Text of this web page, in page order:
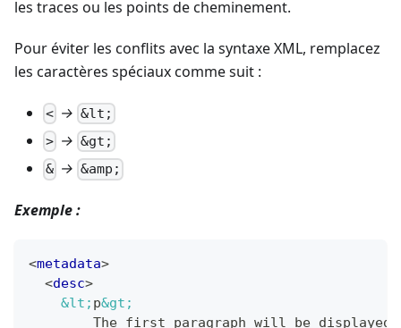
les traces ou les points de cheminement.
Pour éviter les conflits avec la syntaxe XML, remplacez
les caractères spéciaux comme suit :
< → &lt;
> → &gt;
& → &amp;
Exemple :
<metadata>
<desc>
&lt; p&gt;
The first paragraph will be